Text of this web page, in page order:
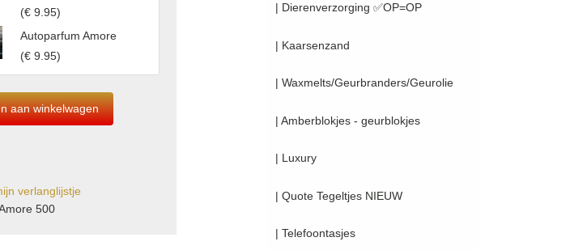
(€ 9.95)
Autoparfum Amore
(€ 9.95)
verlanglijstje
500
| Dierenverzorging ✅OP=OP
| Kaarsenzand
| Waxmelts/Geurbranders/Geurolie
| Amberblokjes - geurblokjes
| Luxury
| Quote Tegeltjes NIEUW
| Telefoontasjes